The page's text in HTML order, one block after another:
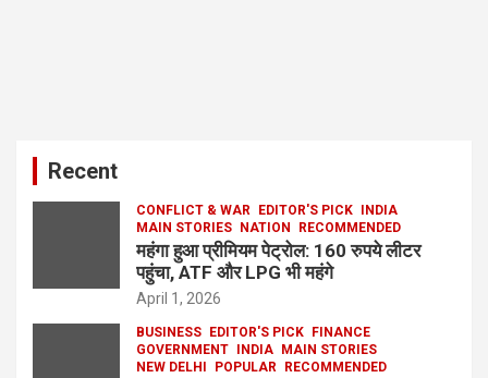
Recent
CONFLICT & WAR EDITOR'S PICK
INDIA
MAIN STORIES
NATION RECOMMENDED
महंगा हुआ प्रीमियम पेट्रोल: 160 रुपये लीटर
पहुंचा, ATF और LPG भी महंगे
April 1, 2026
BUSINESS EDITOR'S PICK
FINANCE
GOVERNMENT
INDIA
MAIN STORIES
NEW DELHI
POPULAR RECOMMENDED